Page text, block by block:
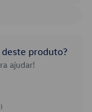
produto?
ajudar!